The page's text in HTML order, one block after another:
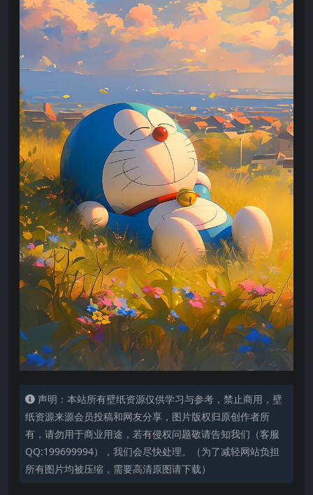
声明：本站所有壁纸资源仅供学习与参考，禁止商用，壁
纸资源来源会员投稿和网友分享，图片版权归原创作者所
有，请勿用于商业用途，若有侵权问题敬请告知我们（客服
QQ:199699994），我们会尽快处理。（为了减轻网站负担
所有图片均被压缩，需要高清原图请下载）